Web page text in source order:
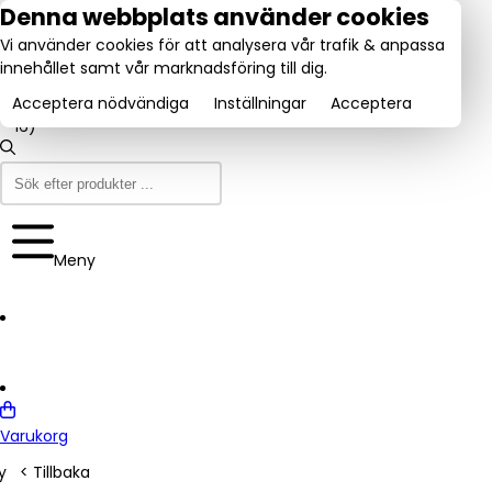
tel:
160840
(9-12
& 13-
16)
Trustpilot
Utmärkt:
4.6/5
Meny
Varukorg
< Tillbaka
Denna webbplats använder cookies
Vi använder cookies för att analysera vår trafik & anpassa
innehållet samt vår marknadsföring till dig.
Acceptera nödvändiga
Inställningar Acceptera